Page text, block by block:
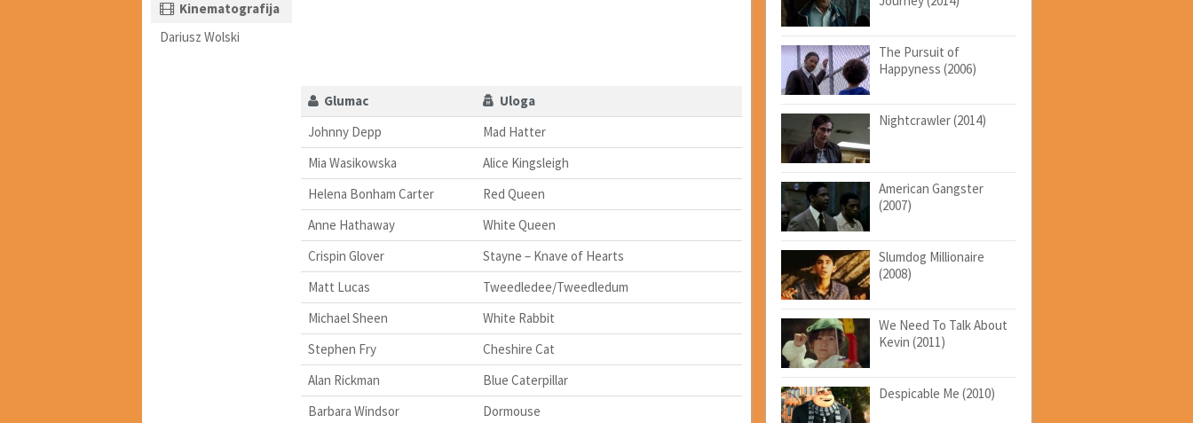
Kinematografija
Dariusz Wolski
Glumac
Uloga
Johnny Depp
Mad Hatter
Mia Wasikowska
Alice Kingsleigh
Helena Bonham Carter
Red Queen
Anne Hathaway
White Queen
Crispin Glover
Stayne – Knave of Hearts
Matt Lucas
Tweedledee/Tweedledum
Michael Sheen
White Rabbit
Stephen Fry
Cheshire Cat
Alan Rickman
Blue Caterpillar
Barbara Windsor
Dormouse
The Pursuit of
Happyness (2006)
Nightcrawler (2014)
American Gangster
(2007)
Slumdog Millionaire
(2008)
We Need To Talk About
Kevin (2011)
Despicable Me (2010)